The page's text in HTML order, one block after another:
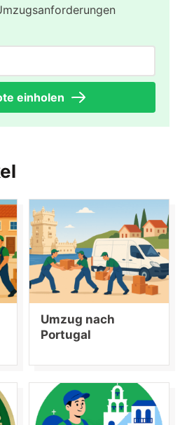
einholen
Umzug nach
Portugal